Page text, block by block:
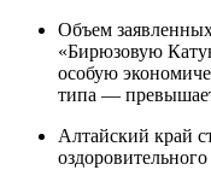
Объем
«Бирюзовую
особую
типа —
Алтайский край